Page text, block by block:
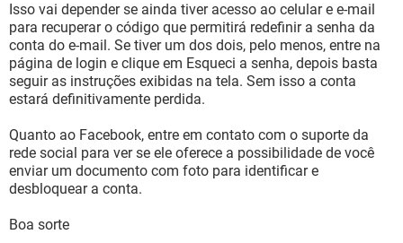
Isso vai depender se ainda tiver acesso ao celular e e-mail
para recuperar o código que permitirá redefinir a senha da
conta do e-mail. Se tiver um dos dois, pelo menos, entre na
página de login e clique em Esqueci a senha, depois basta
seguir as instruções exibidas na tela. Sem isso a conta
estará definitivamente perdida.
Quanto ao Facebook, entre em contato com o suporte da
rede social para ver se ele oferece a possibilidade de você
enviar um documento com foto para identificar e
desbloquear a conta.
Boa sorte